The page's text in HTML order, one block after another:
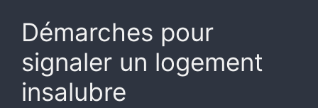
Démarches pour
signaler un logement
insalubre